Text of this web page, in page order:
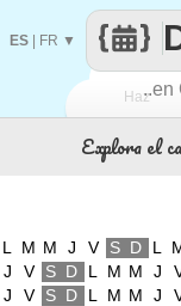
Haz..en
ES FR ▼
Explora el
L M M J V S D L
J
V S D L M M J
J
V S D L M M J